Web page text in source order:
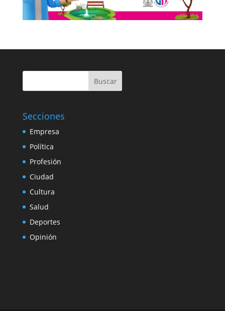
Buscar
Secciones
Empresa
Política
Profesión
Ciudad
Cultura
Salud
Deportes
Opinión